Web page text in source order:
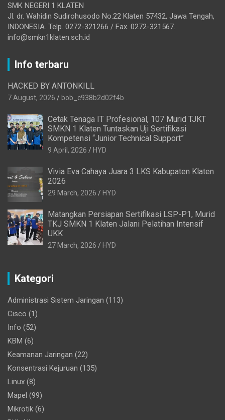
SMK NEGERI 1 KLATEN
Jl. dr. Wahidin Sudirohusodo No.22 Klaten 57432, Jawa Tengah,
INDONESIA. Telp. 0272-321266 / Fax. 0272-321567.
info@smkn1klaten.sch.id
Info terbaru
HACKED BY ANTONKILL
7 August, 2026 bob_c938b2d02f4b
Cetak Tenaga IT Profesional, 107 Murid TJKT
SMKN 1 Klaten Tuntaskan Uji Sertifikasi
Kompetensi “Junior Technical Support”
9 April, 2026 HYD
Vivia Eva Cahaya Juara 3 LKS Kabupaten Klaten
2026
29 March, 2026 HYD
Matangkan Persiapan Sertifikasi LSP-P1, Murid
TKJ SMKN 1 Klaten Jalani Pelatihan Intensif
UKK
27 March, 2026 HYD
Kategori
Administrasi Sistem Jaringan (113)
Cisco (1)
Info (52)
KBM (6)
Keamanan Jaringan (22)
Konsentrasi Kejuruan (135)
Linux (8)
Mapel (99)
Mikrotik (6)